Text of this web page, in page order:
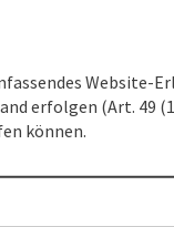
Website-
erfolgen (Art. 49
können.